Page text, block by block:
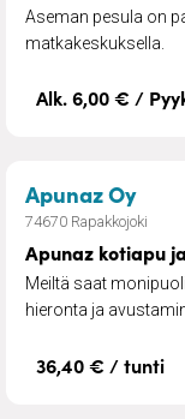
Aseman pesula on
matkakeskuksella.
Alk. 6,00 € /
Apunaz Oy–
74670 Rapakkojoki
Apunaz kotiapu
Meiltä saat
hieronta ja
36,40 € / tunti